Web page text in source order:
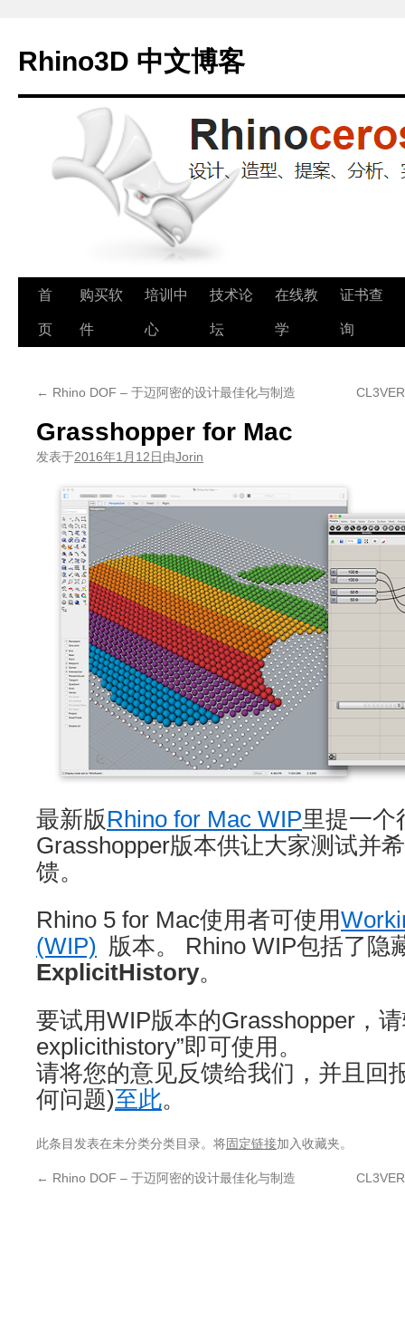
Rhino3D 中文博客
跳
至
首
页
购买软
件
培训中
心
技术论
坛
在线教
学
证书查
询
← Rhino DOF – 于迈阿密的设计最佳化与制造
Grasshopper for Mac
发表于2016年1月12日由Jorin
最新版Rhino for Mac WIP里提一个
Grasshopper版本供让大家测试并
馈。
Rhino 5 for Mac使用者可使用
(WIP) 版本。 Rhino WIP包括了隐
ExplicitHistory。
要试用WIP版本的Grasshopper，
explicithistory”即可使用。
请将您的意见反馈给我们，并且回
何问题)至此。
此条目发表在未分类分类目录。将固定链接加入收藏夹。
← Rhino DOF – 于迈阿密的设计最佳化与制造